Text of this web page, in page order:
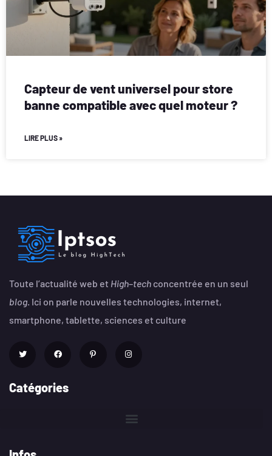
Capteur de vent universel pour store
banne compatible avec quel moteur ?
LIRE PLUS »
Toute l’actualité web et High–tech concentrée en un seul
blog. Ici on parle nouvelles technologies, internet,
smartphone, tablette, sciences et culture
Catégories